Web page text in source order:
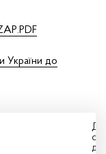
України до